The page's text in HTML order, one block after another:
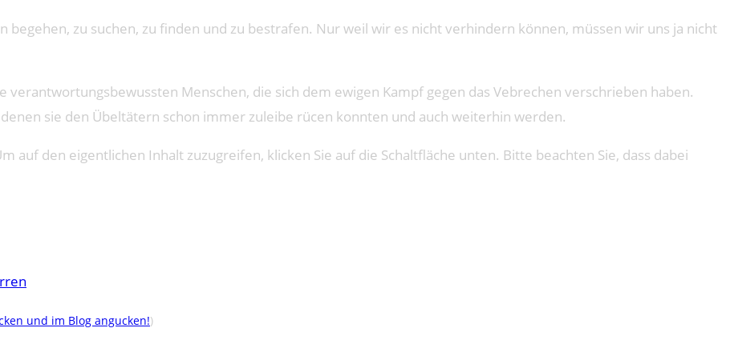
begehen, zu suchen, zu finden und zu bestrafen. Nur weil wir es nicht verhindern können, müssen wir uns ja nicht
verantwortungsbewussten Menschen, die sich dem ewigen Kampf gegen das Vebrechen verschrieben haben.
sie den Übeltätern schon immer zuleibe rücen konnten und auch weiterhin werden.
auf den eigentlichen Inhalt zuzugreifen, klicken Sie auf die Schaltfläche unten. Bitte beachten Sie, dass dabei
und im Blog angucken!)